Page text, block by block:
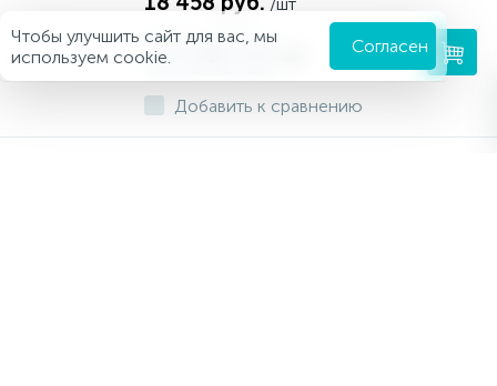
-
Добавить к сравнению
Чтобы улучшить сайт для вас, мы
используем cookie.
Согласен